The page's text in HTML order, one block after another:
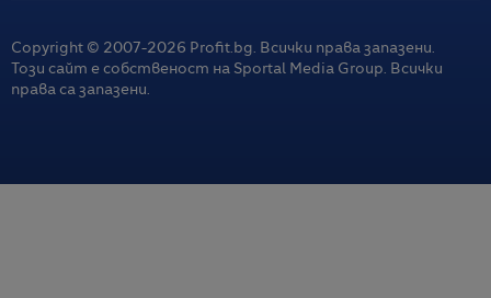
Copyright © 2007-2026 Profit.bg. Всички права запазени.
Този сайт е собственост на Sportal Media Group. Всички
права са запазени.